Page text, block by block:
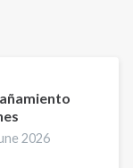
2026